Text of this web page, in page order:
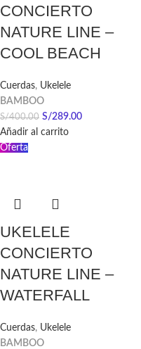
CONCIERTO
NATURE LINE –
COOL BEACH
Cuerdas, Ukelele
BAMBOO
S/400.00 S/289.00
Añadir al carrito
Oferta
UKELELE
CONCIERTO
NATURE LINE –
WATERFALL
Cuerdas, Ukelele
BAMBOO